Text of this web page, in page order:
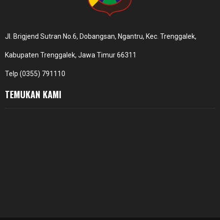
Jl. Brigjend Sutran No.6, Dobangsan, Ngantru, Kec. Trenggalek,
Kabupaten Trenggalek, Jawa Timur 66311
Telp (0355) 791110
TEMUKAN KAMI